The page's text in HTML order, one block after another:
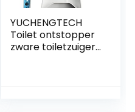
YUCHENGTECH
Toilet ontstopper
zware toiletzuiger